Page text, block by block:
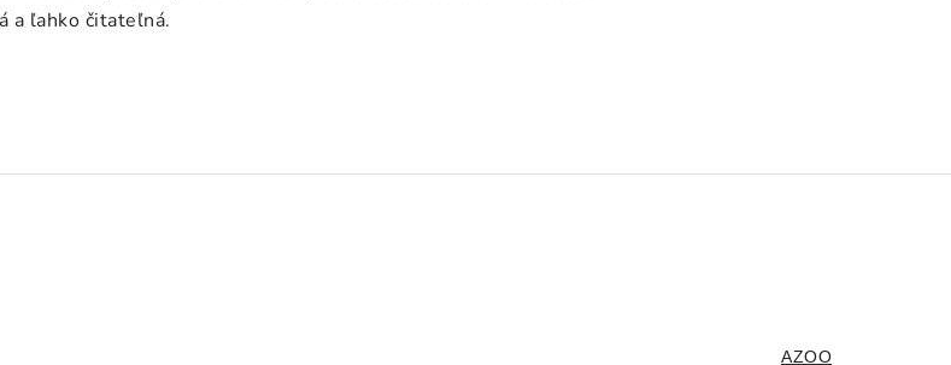
a ľahko čitateľná.
AZOO